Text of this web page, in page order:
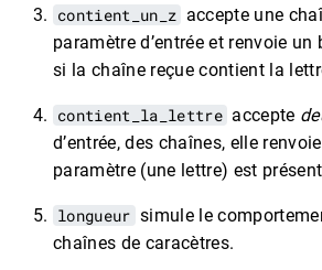
contient_un_z accepte une
paramètre d’entrée et renvoie
si la chaîne reçue contient la
contient_la_lettre accepte
d’entrée, des chaînes, elle
paramètre (une lettre) est
longueur simule le
chaînes de caracètres.